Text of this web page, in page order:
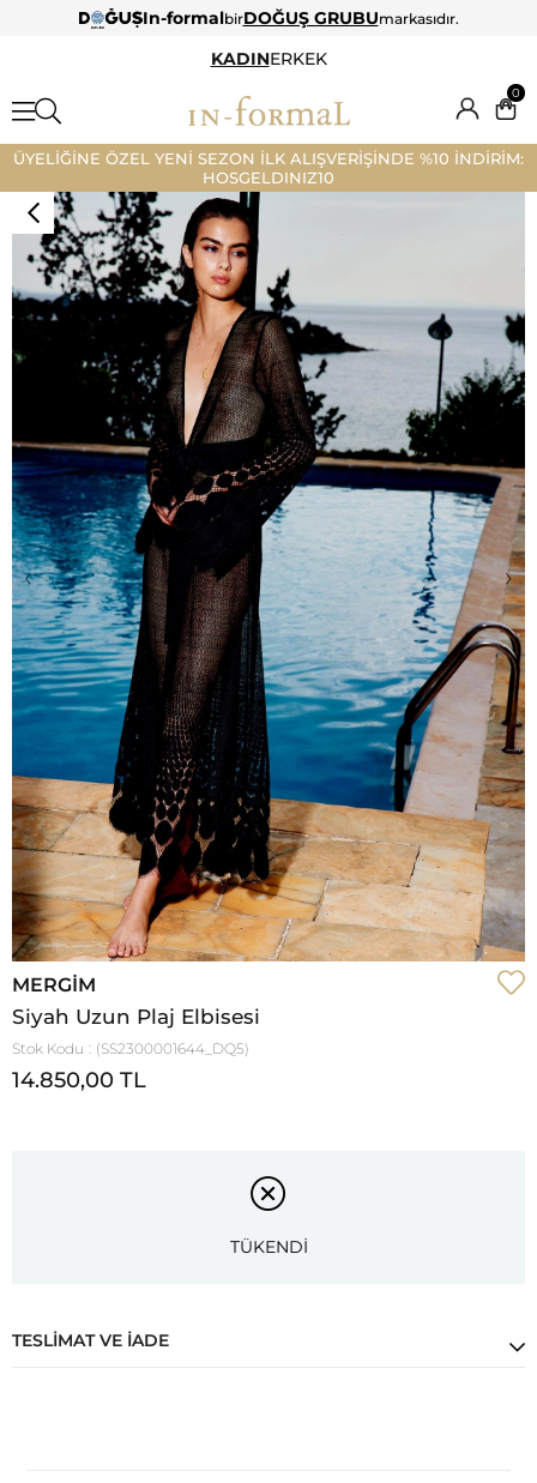
In-formalbirDOĞUŞ GRUBUmarkasıdır.
KADINERKEK
0
ÜYELİĞİNE ÖZEL YENİ SEZON İLK ALIŞVERİŞİNDE %10 İNDİRİM:
HOSGELDINIZ10
‹ ›
MERGIM
Siyah Uzun Plaj Elbisesi
Stok Kodu (SS2300001644_DQ5)
14.850,00 TL
TÜKENDİ
TESLIMAT VE İADE